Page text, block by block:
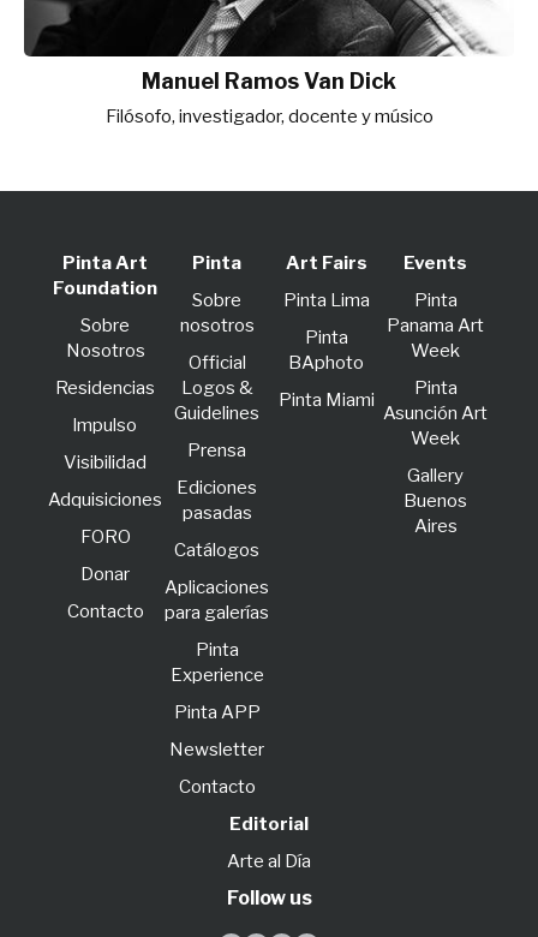
Manuel Ramos Van Dick
Filósofo, investigador, docente y músico
Pinta Art
Foundation
Sobre
Nosotros
Residencias
lmpulso
Visibilidad
Adquisiciones
FORO
Donar
Contacto
Pinta
Sobre
nosotros
Official
Logos &
Guidelines
Prensa
Ediciones
pasadas
Catálogos
Aplicaciones
para galerías
Pinta
Experience
Pinta APP
Newsletter
Contacto
Art Fairs
Pinta Lima
Pinta
BAphoto
Pinta Miami
Events
Pinta
Panama Art
Week
Pinta
Asunción Art
Week
Gallery
Buenos
Aires
Editorial
Arte al Día
Follow us